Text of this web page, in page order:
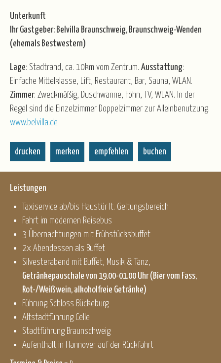
Unterkunft
Ihr Gastgeber: Belvilla Braunschweig, Braunschweig-Wenden
(ehemals Bestwestern)
Lage: Stadtrand, ca. 10km vom Zentrum. Ausstattung:
Einfache Mittelklasse, Lift, Restaurant, Bar, Sauna, WLAN.
Zimmer: Zweckmäßig, Duschwanne, Föhn, TV, WLAN. In der
Regel sind die Einzelzimmer Doppelzimmer zur Alleinbenutzung.
www.belvilla.de
drucken merken empfehlen buchen
Leistungen
Taxiservice ab/bis Haustür lt. Geltungsbereich
Fahrt im modernen Reisebus
3 Übernachtungen mit Frühstücksbuffet
2x Abendessen als Buffet
Silvesterabend mit Buffet, Musik & Tanz,
Getränkepauschale von 19.00-01.00 Uhr (Bier vom Fass,
Rot-/Weißwein, alkoholfreie Getränke)
Führung Schloss Bückeburg
Altstadtführung Celle
Stadtführung Braunschweig
Aufenthalt in Hannover auf der Rückfahrt